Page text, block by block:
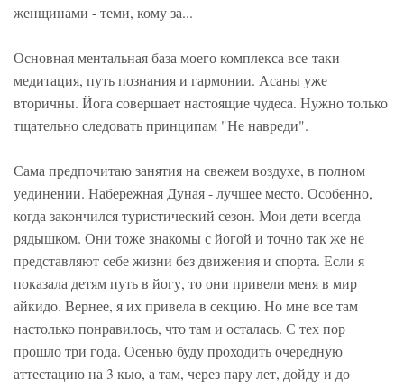
женщинами - теми, кому за...
Основная ментальная база моего комплекса все-таки
медитация, путь познания и гармонии. Асаны уже
вторичны. Йога совершает настоящие чудеса. Нужно только
тщательно следовать принципам "Не навреди".
Сама предпочитаю занятия на свежем воздухе, в полном
уединении. Набережная Дуная - лучшее место. Особенно,
когда закончился туристический сезон. Мои дети всегда
рядышком. Они тоже знакомы с йогой и точно так же не
представляют себе жизни без движения и спорта. Если я
показала детям путь в йогу, то они привели меня в мир
айкидо. Вернее, я их привела в секцию. Но мне все там
настолько понравилось, что там и осталась. С тех пор
прошло три года. Осенью буду проходить очередную
аттестацию на 3 кью, а там, через пару лет, дойду и до